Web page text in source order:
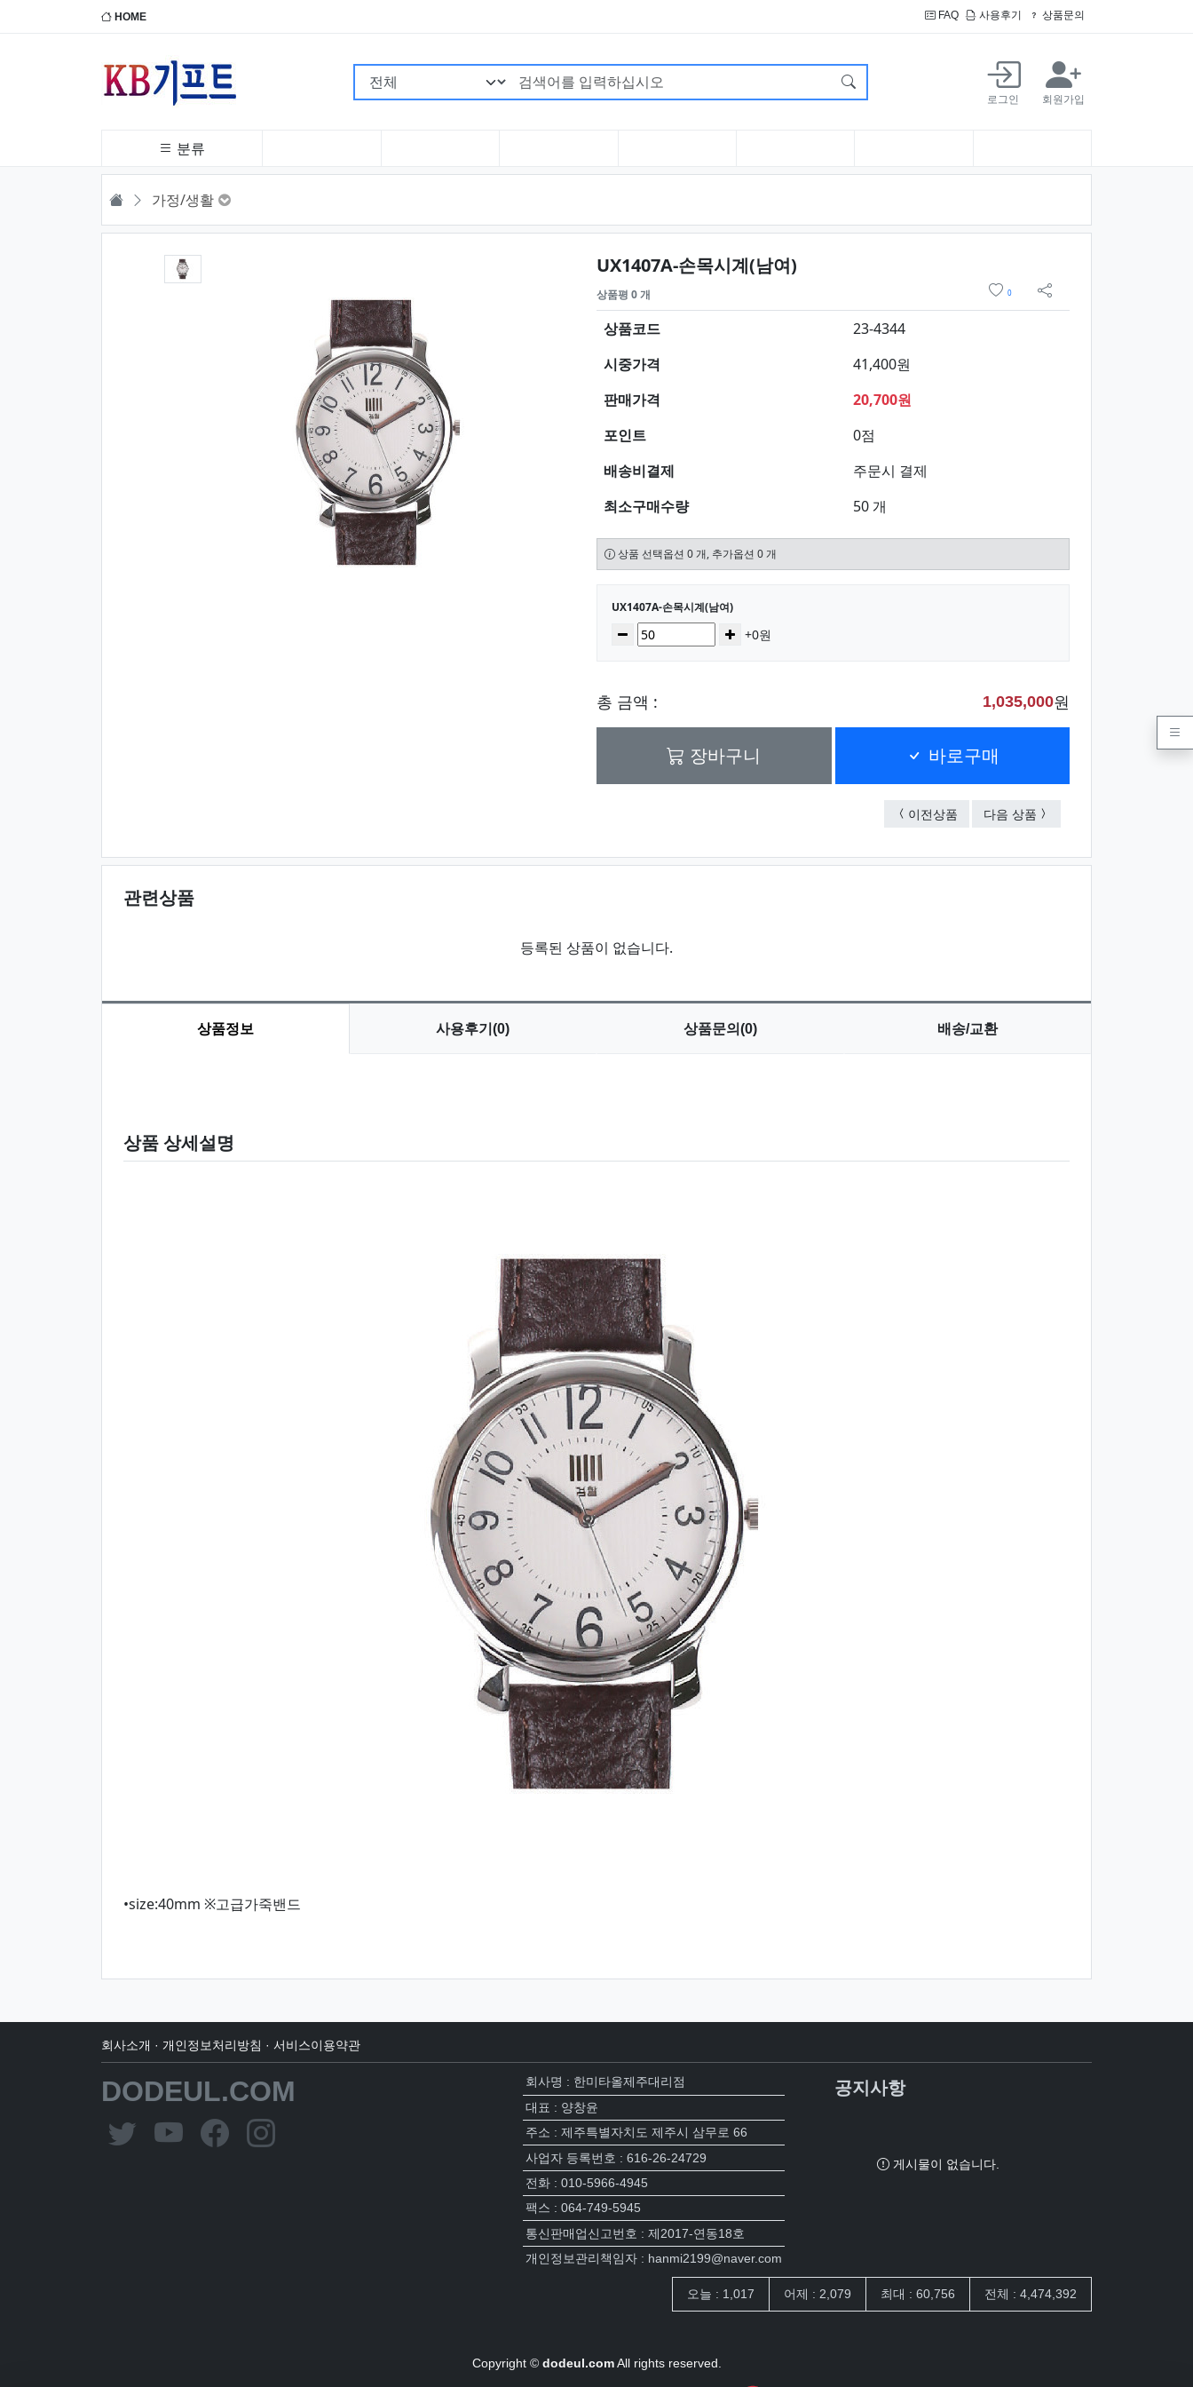
HOME FAQ 사용후기 상품문의
검색어 필수
로그인 회원가입
분류
HOME 가정/생활
UX1407A-손목시계(남여)
상품평 0 개 0
sns 공유
상품코드
23-4344
시중가격
41,400원
판매가격
20,700원
포인트
0점
배송비결제
주문시 결제
최소구매수량
50 개
상품 선택옵션 0 개, 추가옵션 0 개
선택된 옵션
UX1407A-손목시계(남여)
수량감소 증가+0원
총 금액 : 1,035,000원
장바구니 바로구매
이전상품 1506M-손목시계(남)
다음 상품 1408H-손목시계(남여)
관련상품
등록된 상품이 없습니다.
상품정보 사용후기(0) 상품문의(0) 배송/교환
상품 상세설명
•size:40mm ※고급가죽밴드
회사소개 · 개인정보처리방침 · 서비스이용약관
DODEUL.COM
회사명 : 한미타올제주대리점
대표 : 양창윤
주소 : 제주특별자치도 제주시 삼무로 66
사업자 등록번호 : 616-26-24729
전화 : 010-5966-4945
팩스 : 064-749-5945
통신판매업신고번호 : 제2017-연동18호
개인정보관리책임자 : hanmi2199@naver.com
공지사항
게시물이 없습니다.
오늘 : 1,017 어제 : 2,079 최대 : 60,756 전체 : 4,474,392
Copyright © dodeul.comAll rights reserved.